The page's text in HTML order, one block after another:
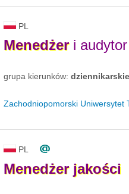
PL
Menedżeri audytor
grupa kierunków:
Zachodniopomorski Uniwersytet
PL
Menedżer jakości